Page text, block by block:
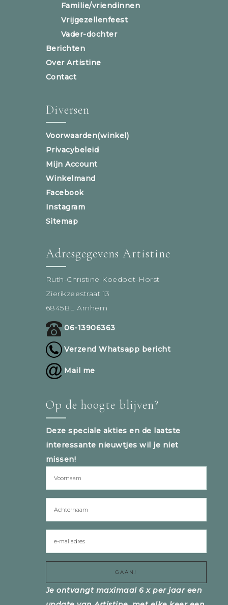
Familie/vriendinnen
Vrijgezellenfeest
Vader-dochter
Berichten
Over Artistine
Contact
Diversen
Voorwaarden(winkel)
Privacybeleid
Mijn Account
Winkelmand
Facebook
Instagram
Sitemap
Adresgegevens Artistine
Ruth-Christine Koedoot-Horst
Zierikzeestraat 13
6845BL Arnhem
06-13906363
Verzend Whatsapp bericht
Mail me
Op de hoogte blijven?
Deze speciale akties en de laatste
interessante nieuwtjes wil je niet
missen!
Je ontvangt maximaal 6 x per jaar een